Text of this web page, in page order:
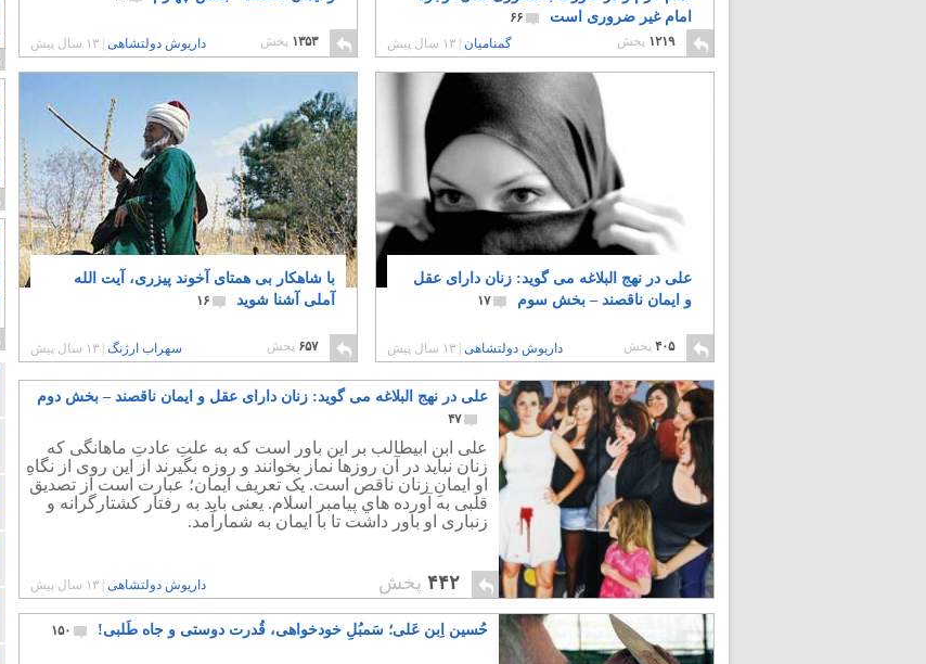
امام غیر ضروری است
۶۶
۱۲۱۹ پخش گمنامیان |۱۳ سال پیش ۱۳۵۳ پخش داریوش دولتشاهی ۱۳ سال پیش
علی در نهج البلاغه می گوید: زنان دارای عقل
و ایمان ناقصند – بخش سوم
۱۷
۴۰۵ پخش داریوش دولتشاهی |۱۳ سال پیش
با شاهکار بی همتای آخوند پیزری، آیت الله
آملی آشنا شوید
۱۶
۶۵۷ پخش سهراب ارژنگ ۱۳ سال پیش
علی در نهج البلاغه می گوید: زنان دارای عقل و ایمان ناقصند – بخش دوم
۴۷
علی ابن ابیطالب بر این باور است که به علتِ عادتِ ماهانگی که
زنان نباید در آن روزها نماز بخوانند و روزه بگیرند از این روی از نگاهِ
او ایمانِ زنان ناقص است. یک تعریف ايمان؛ عبارت است از تصديق
قلبى به آورده هاي پيامبر اسلام. یعنی باید به رفتار کشتارگرانه و
زنباری او باور داشت تا با ایمان به شمارآمد.
۴۴۲ پخش داریوش دولتشاهی ۱۳ سال پیش
حُسین اِبن عَلی؛ سَمبُلِ خودخواهی، قُدرت دوستی و جاه طَلبی! ۱۵۰